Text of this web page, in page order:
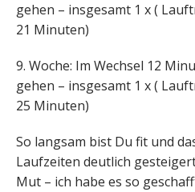
gehen – insgesamt 1 x (
21 Minuten)
9. Woche: Im Wechsel 12
gehen – insgesamt 1 x (
25 Minuten)
So langsam bist Du fit und
Laufzeiten deutlich
Mut – ich habe es so